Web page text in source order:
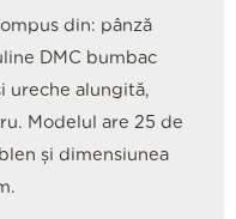
din: pânză
DMC bumbac
ureche alungită,
Modelul are 25 de
și dimensiunea